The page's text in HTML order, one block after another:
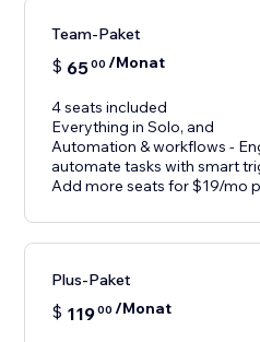
Team-Paket
$ 6500 /Monat
4 seats included
Everything in Solo, and
Automation & workflows -
automate tasks with smart
Add more seats for $19/mo
Plus-Paket
$ 11900 /Monat